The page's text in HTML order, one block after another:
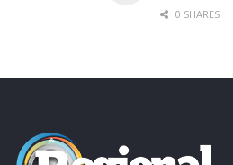
0 SHARES